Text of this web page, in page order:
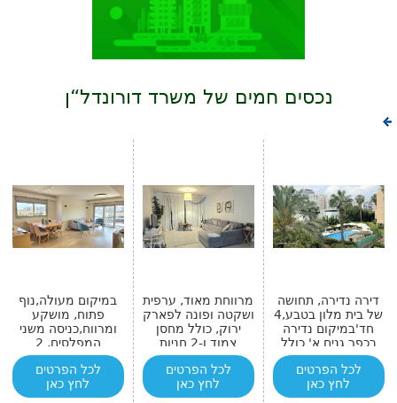
נכסים חמים של משרד דורונדל“ן
במיקום מעולה,נוף
פתוח, מושקע
ומרווח,כניסה משני
המפלסים, 2
מרפסות גדולות
לכל הפרטים
לחץ כאן
מרווחת מאוד, ערפית
ושקטה ופונה לפארק
ירוק, כולל מחסן
צמוד ו-2 חניות
לכל הפרטים
לחץ כאן
דירה נדירה, תחושה
של בית מלון בטבע,4
חד'במיקום נדירה
בכפר גנים א' כולל
בריכה פרטית
לכל הפרטים
לחץ כאן